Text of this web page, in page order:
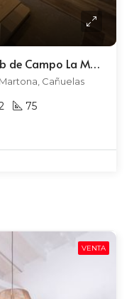
Dormy / Dormi doble en Club de Campo La Martona | Vista a Canchas de Fútbol
Cañuelas
75
VENTA